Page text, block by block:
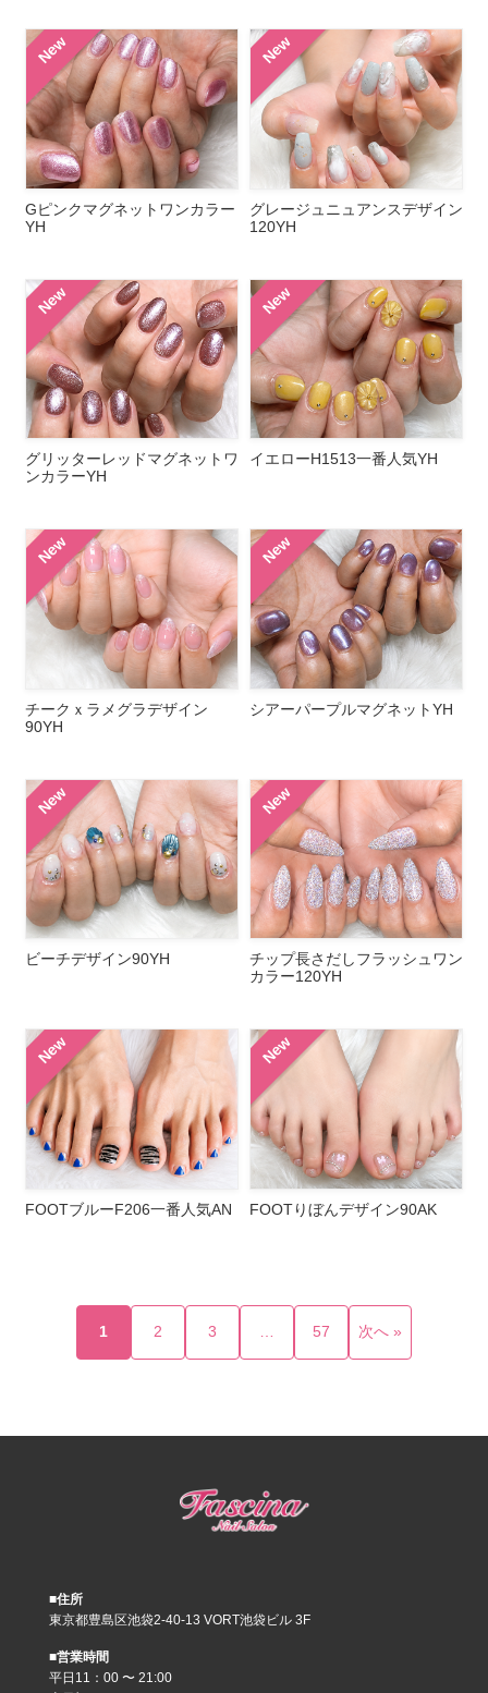
New
Gピンクマグネットワンカラー
YH
New
グレージュニュアンスデザイン
120YH
New
グリッターレッドマグネットワ
ンカラーYH
New
イエローH1513一番人気YH
New
チークｘラメグラデザイン
90YH
New
シアーパープルマグネットYH
New
ビーチデザイン90YH
New
チップ長さだしフラッシュワン
カラー120YH
New
FOOTブルーF206一番人気AN
New
FOOTりぼんデザイン90AK
1 2 3 57 次へ »
■住所
東京都豊島区池袋2-40-13 VORT池袋ビル 3F
■営業時間
平日11：00 〜 21:00